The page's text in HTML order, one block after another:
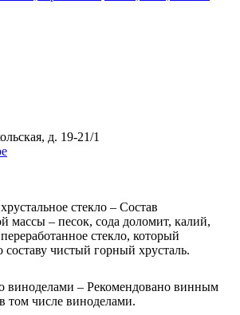
д. 19-21/1
стекло – Состав
массы – песок, сода доломит, калий,
стекло, который
составу чистый горный хрусталь.
виноделами – Рекомендовано винным
том числе виноделами.